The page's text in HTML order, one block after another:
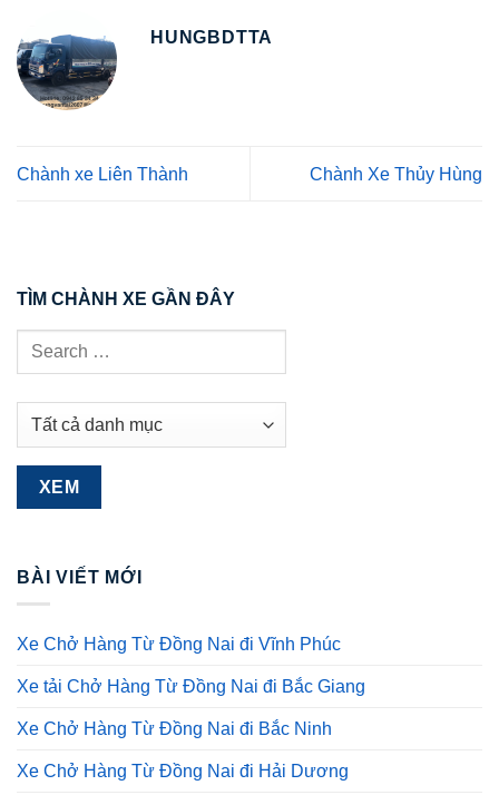
HUNGBDTTA
Chành xe Liên Thành Chành Xe Thủy Hùng
TÌM CHÀNH XE GẦN ĐÂY
BÀI VIẾT MỚI
Xe Chở Hàng Từ Đồng Nai đi Vĩnh Phúc
Xe tải Chở Hàng Từ Đồng Nai đi Bắc Giang
Xe Chở Hàng Từ Đồng Nai đi Bắc Ninh
Xe Chở Hàng Từ Đồng Nai đi Hải Dương